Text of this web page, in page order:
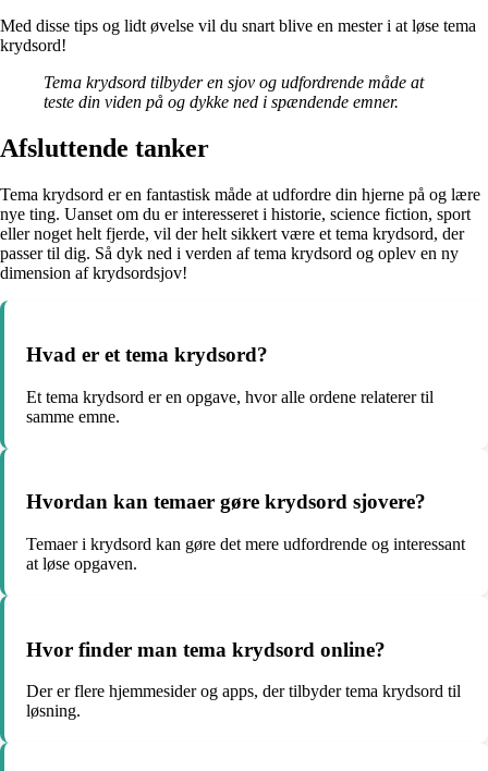
Med disse tips og lidt øvelse vil du snart blive en mester i at løse tema
krydsord!
Tema krydsord tilbyder en sjov og udfordrende måde at
teste din viden på og dykke ned i spændende emner.
Afsluttende tanker
Tema krydsord er en fantastisk måde at udfordre din hjerne på og lære
nye ting. Uanset om du er interesseret i historie, science fiction, sport
eller noget helt fjerde, vil der helt sikkert være et tema krydsord, der
passer til dig. Så dyk ned i verden af tema krydsord og oplev en ny
dimension af krydsordsjov!
Hvad er et tema krydsord?
Et tema krydsord er en opgave, hvor alle ordene relaterer til
samme emne.
Hvordan kan temaer gøre krydsord sjovere?
Temaer i krydsord kan gøre det mere udfordrende og interessant
at løse opgaven.
Hvor finder man tema krydsord online?
Der er flere hjemmesider og apps, der tilbyder tema krydsord til
løsning.